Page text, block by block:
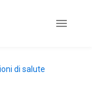
di salute